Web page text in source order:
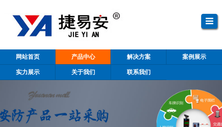
网站首页 产品中心 解决方案 案例展示
实力展示 关于我们 联系我们